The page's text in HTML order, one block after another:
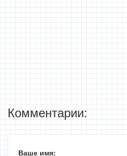
Комментарии:
Ваше имя: